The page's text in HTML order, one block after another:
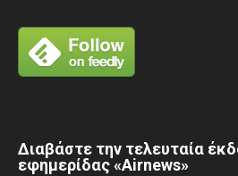
Διαβάστε την τελευταία
εφημερίδας «Airnews»